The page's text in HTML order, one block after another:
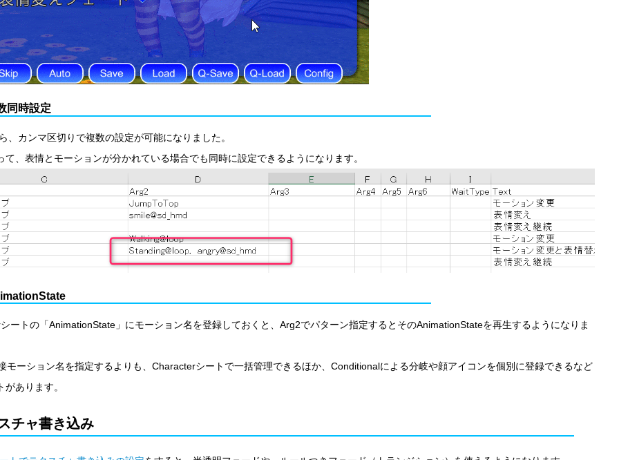
同時設定
、カンマ区切りで複数の設定が可能になりました。
て、表情とモーションが分かれている場合でも同時に設定できるようになります。
ートの「AnimationState」にモーション名を登録しておくと、Arg2でパターン指定するとそのAnimationStateを再生するようになりま
モーション名を指定するよりも、Characterシートで一括管理できるほか、Conditionalによる分岐や顔アイコンを個別に登録できるなど
があります。
チャ書き込み